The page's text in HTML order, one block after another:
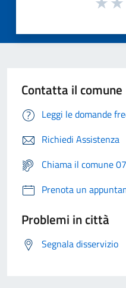
Contatta il comune
Leggi le domande
Richiedi Assistenza
Chiama il comune
Prenota un
Problemi in città
Segnala disservizio